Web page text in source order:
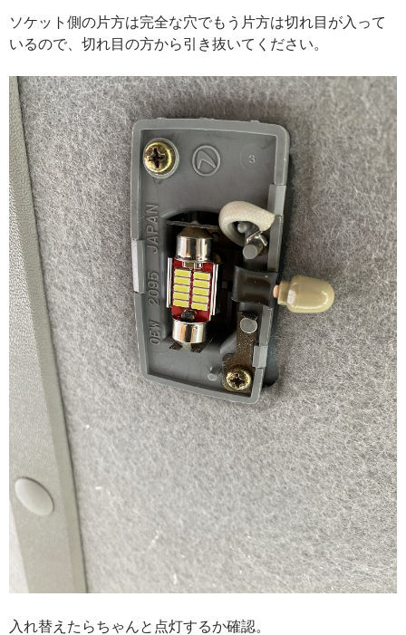
ソケット側の片方は完全な穴でもう片方は切れ目が入って
いるので、切れ目の方から引き抜いてください。
入れ替えたらちゃんと点灯するか確認。